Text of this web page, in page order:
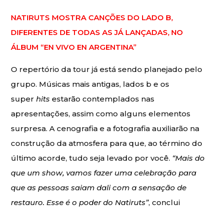
NATIRUTS MOSTRA CANÇÕES DO LADO B,
DIFERENTES DE TODAS AS JÁ LANÇADAS, NO
ÁLBUM “EN VIVO EN ARGENTINA”
O repertório da tour já está sendo planejado pelo
grupo. Músicas mais antigas, lados b e os
superhits estarão contemplados nas
apresentações, assim como alguns elementos
surpresa. A cenografia e a fotografia auxiliarão na
construção da atmosfera para que, ao término do
último acorde, tudo seja levado por você. “Mais do
que um show, vamos fazer uma celebração para
que as pessoas saiam dali com a sensação de
restauro. Esse é o poder do Natiruts”, conclui